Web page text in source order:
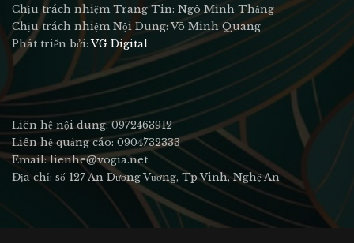
Chịu trách nhiệm Trang Tin: Ngô Minh Thắng
Chịu trách nhiệm Nội Dung: Võ Minh Quang
Phát triển bởi:VG Digital
Liên hệ nội dung: 0972463912
Liên hệ quảng cáo: 0904732333
Email: lienhe@vogia.net
Địa chỉ: số 127 An Dương Vương, Tp Vinh, Nghệ An